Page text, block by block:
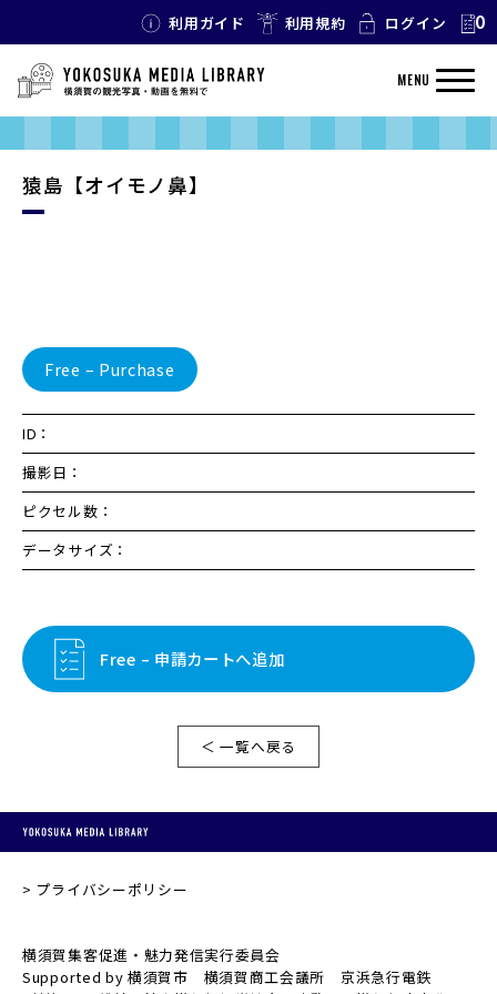
利用ガイド 利用規約 ログイン 0
MENU
猿島【オイモノ鼻】
Free – Purchase
ID：
撮影日：
ピクセル数：
データサイズ：
Free – 申請カートへ追加
＜ 一覧へ戻る
プライバシーポリシー
横須賀集客促進・魅力発信実行委員会
Supported by 横須賀市 横須賀商工会議所 京浜急行電鉄